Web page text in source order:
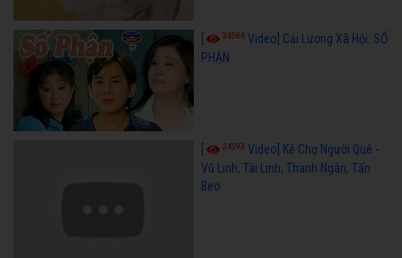
34586 Video] Cải Lương Xã Hội: SỐ
PHẬN
24593 Video] Kẻ Chợ Người Quê -
Vũ Linh, Tài Linh, Thanh Ngân, Tấn
Beo